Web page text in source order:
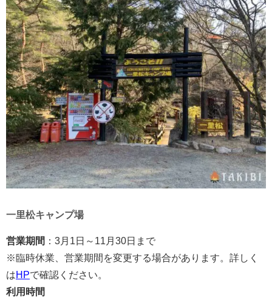
一里松キャンプ場
営業期間 ：3月1日～11月30日まで
※臨時休業、営業期間を変更する場合があります。詳しく
はHPで確認ください。
利用時間